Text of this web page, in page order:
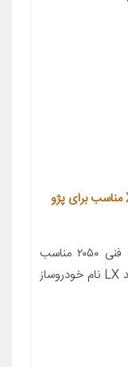
لوله هواکش کاپلان پلاس مدل X5 CNG مناسب برای پژو
معرفی محصول جزئیات محصول شماره فنی ۲۰۵۰ مناسب
برای خودرو پژو ۴۰۵ پژو پارس سمند سمند LX نام خودروساز